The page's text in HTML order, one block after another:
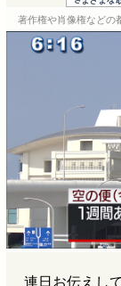
e
b
e
著作権や肖像権などの
連日お伝えし